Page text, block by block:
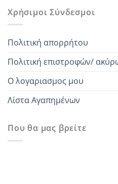
Χρήσιμοι Σύνδεσμοι
Πολιτική απορρήτου
Πολιτική επιστροφών/
Ο λογαριασμος μου
Λίστα Αγαπημένων
Που θα μας βρείτε